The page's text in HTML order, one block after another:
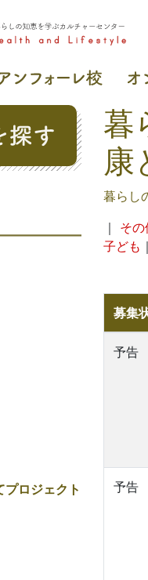
ロジェクト
暮
康
暮らし
｜ その
子ども
募集
予告
予告